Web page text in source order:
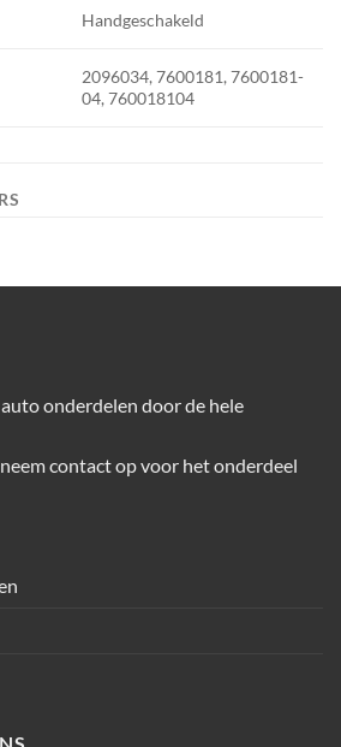
Handgeschakeld
2096034, 7600181, 7600181-
04, 760018104
onderdelen door de hele
contact op voor het onderdeel